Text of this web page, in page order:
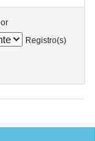
Registro(s)